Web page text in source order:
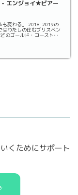
- エンジョイ★ビアー
も変わる」 2018-2019の
はわたしの住むブリスベン
のゴールド・コーストに
くためにサポート